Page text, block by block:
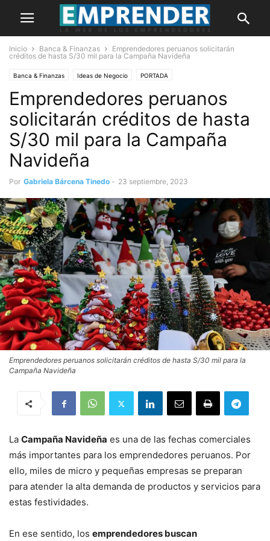
Inicio Banca & Finanzas
Emprendedores peruanos solicitarán
créditos de hasta S/30 mil para la Campaña Navideña
Banca & Finanzas Ideas de Negocio PORTADA
Emprendedores peruanos
solicitarán créditos de hasta
S/30 mil para la Campaña
Navideña
Por Gabriela Bárcena Tinedo - 23 septiembre, 2023
Emprendedores peruanos solicitarán créditos de hasta S/30 mil para la
Campaña Navideña
La Campaña Navideña es una de las fechas comerciales
más importantes para los emprendedores peruanos. Por
ello, miles de micro y pequeñas empresas se preparan
para atender la alta demanda de productos y servicios para
estas festividades.
En ese sentido, los emprendedores buscan